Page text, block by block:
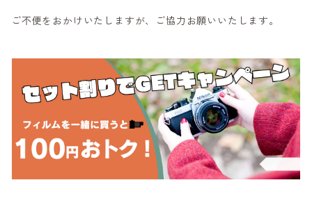
ご不便をおかけいたしますが、ご協力お願いいたします。